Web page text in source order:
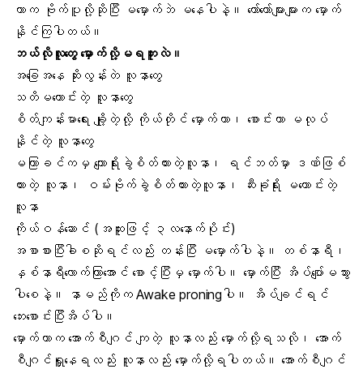
တာက ဗိုက်ပူလို့ဆိုပြီး မမှောက်ဘဲ မနေပါနဲ့။ တော်တော်များများက မှောက်
နိုင်ကြပါတယ်။
ဘယ်လိုလူတွေ မှောက်လို့မရဘူးလဲ။
အခြေအနေ ဆိုးလွန်းတဲ လူနာတွေ
သတိမကောင်းတဲ့ လူနာတွေ
စိတ်ကျန်းမာရေး ချို့တဲ့လို့ ကိုယ်တိုင် မှောက်တာ၊ စောင်းတာ မလုပ်
နိုင်တဲ့ လူနာတွေ
မကြာခင်ကမှ ကျောရိုးခွဲစိတ်ထားတဲ့လူနာ၊ ရင်ဘတ်မှာ ဒဏ်ဖြစ်
ထားတဲ့ လူနာ၊ ဝမ်းဗိုက်ခွဲစိတ်ထားတဲ့လူနာ၊ ဆီးခုံရိုး မကောင်းတဲ့
လူနာ
ကိုယ်ဝန်ဆောင် (အထူးဖြင့် ၃လနောက်ပိုင်း)
အစာစားပြီးခါစဆိုရင်လည်း တန်းပြီး မမှောက်ပါနဲ့။ တစ်နာရီ၊
နှစ်နာရီလောက်ကြာအောင် စောင့်ပြီးမှ မှောက်ပါ။ မှောက်ပြီး အိပ်ပျော်မသွား
ပါစေနဲ့။ နာမည်ကိုက Awake proningပါ။ အိပ်ချင်ရင်
ဘေးစောင်းပြီးအိပ်ပါ။
မှောက်တာက အောက်စီဂျင် ကျတဲ့ လူနာလည်း မှောက်လို့ရသလို၊ အောက်
စီဂျင်ရှူနေရလည်း လူနာလည်း မှောက်လို့ရပါတယ်။ အောက်စီဂျင်